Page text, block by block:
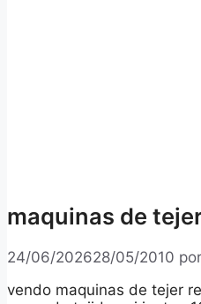
maquinas de
24/06/202628/05/2010 por
vendo maquinas de tejer